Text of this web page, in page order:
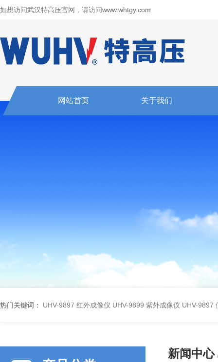
如想访问武汉特高压官网，请访问www.whtgy.com
网站首页 关于我们
热门关键词： UHV-9897 红外成像仪 UHV-9899 紫外成像仪 UHV-9897
新闻中心